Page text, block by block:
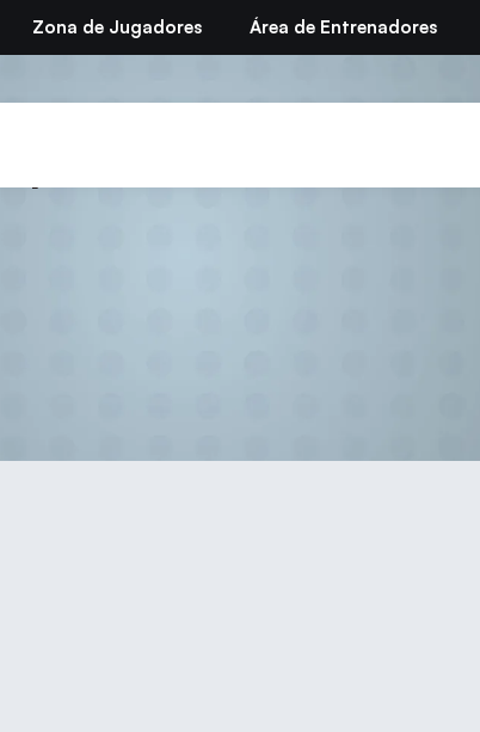
Zona de Jugadores Área de Entrenadores